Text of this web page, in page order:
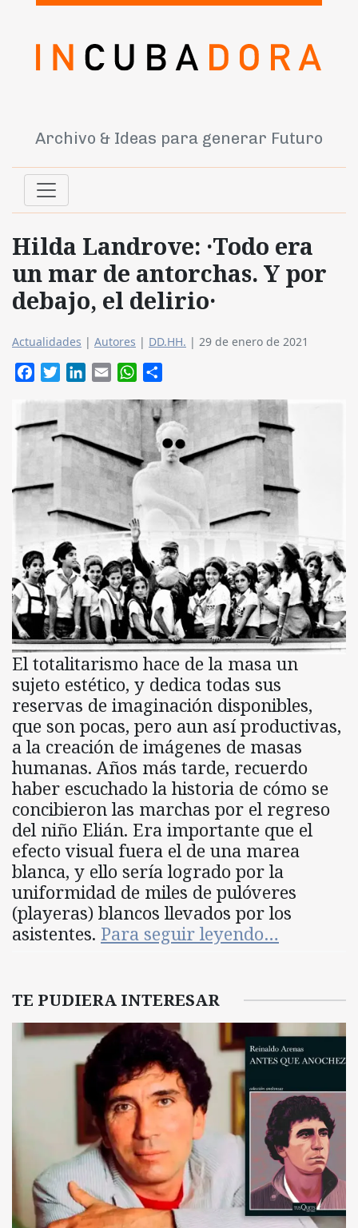
Archivo & Ideas para generar Futuro
Hilda Landrove: ·Todo era
un mar de antorchas. Y por
debajo, el delirio·
Actualidades | Autores | DD.HH. | 29 de enero de 2021
FacebookTwitterLinkedIn
Email WhatsApp
El totalitarismo hace de la masa un
sujeto estético, y dedica todas sus
reservas de imaginación disponibles,
que son pocas, pero aun así productivas,
a la creación de imágenes de masas
humanas. Años más tarde, recuerdo
haber escuchado la historia de cómo se
concibieron las marchas por el regreso
del niño Elián. Era importante que el
efecto visual fuera el de una marea
blanca, y ello sería logrado por la
uniformidad de miles de pulóveres
(playeras) blancos llevados por los
asistentes. Para seguir leyendo…
TE PUDIERA INTERESAR